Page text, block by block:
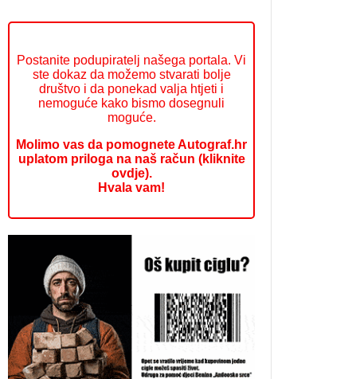
Postanite podupiratelj našega portala. Vi
ste dokaz da možemo stvarati bolje
društvo i da ponekad valja htjeti i
nemoguće kako bismo dosegnuli
moguće.
Molimo vas da pomognete Autograf.hr
uplatom priloga na naš račun (kliknite
ovdje).
Hvala vam!